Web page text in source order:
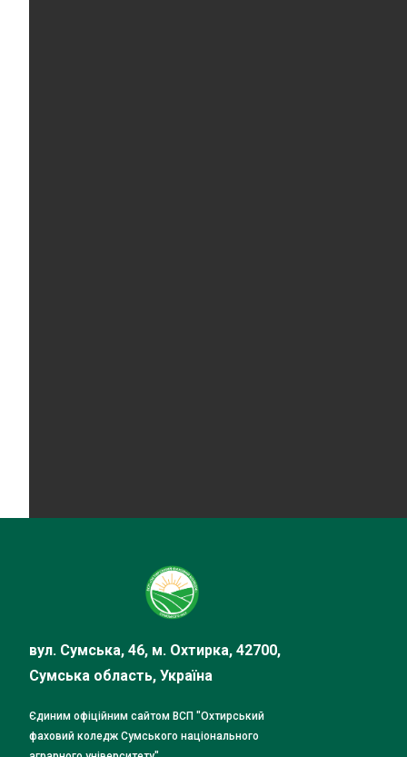
вул. Сумська, 46, м. Охтирка, 42700,
Сумська область, Україна
Єдиним офіційним сайтом ВСП "Охтирський
фаховий коледж Сумського національного